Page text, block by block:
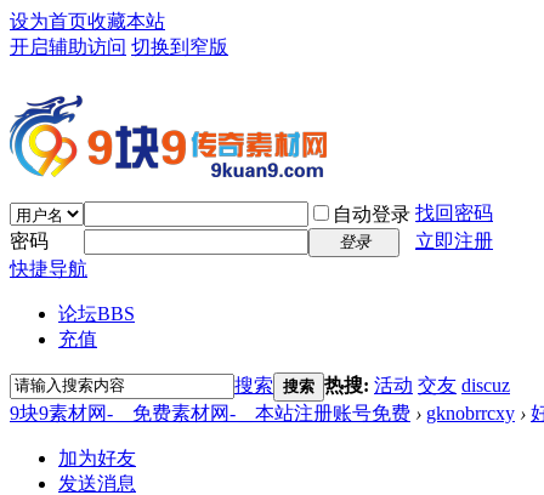
设为首页收藏本站
开启辅助访问 切换到窄版
自动登录 找回密码
密码
登录
立即注册
快捷导航
论坛BBS
充值
搜索 搜索 热搜: 活动 交友 discuz
9块9素材网-＿免费素材网-＿本站注册账号免费 › gknobrrcxy ›
加为好友
发送消息